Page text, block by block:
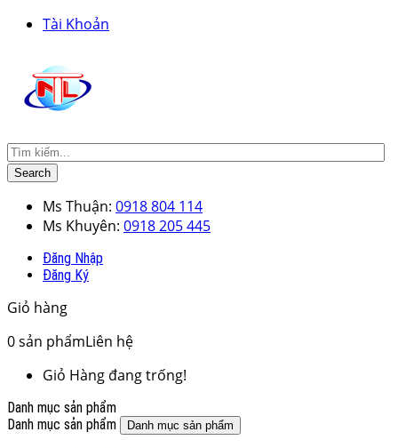
Tài Khoản
Search
Ms Thuận: 0918 804 114
Ms Khuyên: 0918 205 445
Đăng Nhập
Đăng Ký
Giỏ hàng
0sản phẩmLiên hệ
Giỏ Hàng đang trống!
Danh mục sản phẩm
Danh mục sản phẩm
Danh mục sản phẩm